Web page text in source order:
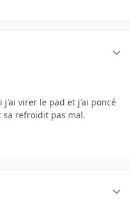
j'ai virer le pad et j'ai poncé
sa refroidit pas mal.